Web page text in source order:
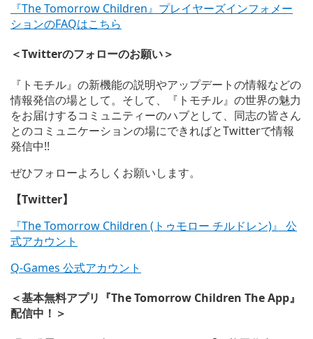
『The Tomorrow Children』プレイヤーズインフォメー
ションのFAQはこちら
＜Twitterのフォローのお願い＞
『トモチル』の新機能の説明やアップデートの情報などの
情報発信の場として。そして、『トモチル』の世界の魅力
をお届けするコミュニティーのハブとして、同志の皆さん
とのコミュニケーションの場にできればとTwitterで情報
発信中!!
ぜひフォローよろしくお願いします。
【Twitter】
『The Tomorrow Children (トゥモロー チルドレン)』 公
式アカウント
Q-Games 公式アカウント
＜基本無料アプリ『The Tomorrow Children The App』
配信中！＞